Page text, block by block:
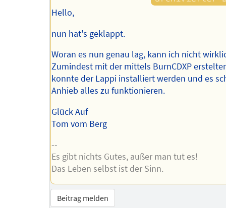
Hello,
nun hat's geklappt.
Woran es nun genau lag, kann ich nicht
Zumindest mit der mittels BurnCDXP
konnte der Lappi installiert werden und es
Anhieb alles zu funktionieren.
Glück Auf
Tom vom Berg
--
Es gibt nichts Gutes, außer man tut es!
Das Leben selbst ist der Sinn.
Beitrag melden